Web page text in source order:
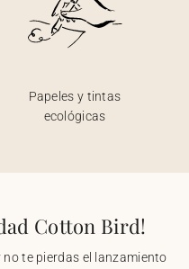
Papeles y tintas
ecológicas
Cotton Bird!
te pierdas el lanzamiento